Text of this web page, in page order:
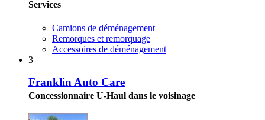
Services
Camions de déménagement
Remorques et remorquage
Accessoires de déménagement
3
Franklin Auto Care
Concessionnaire U-Haul dans le voisinage